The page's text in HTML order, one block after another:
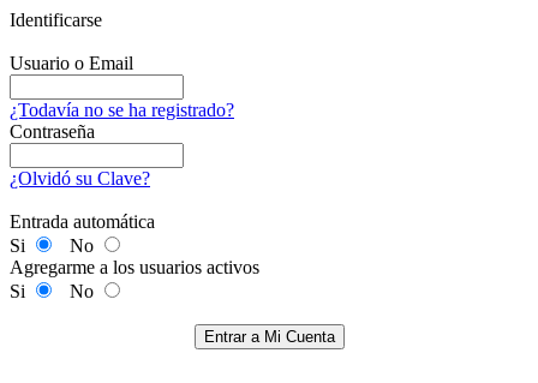
Identificarse
Usuario o Email
¿Todavía no se ha registrado?
Contraseña
¿Olvidó su Clave?
Entrada automática
Si
No
Agregarme a los usuarios activos
Si
No
Entrar a Mi Cuenta